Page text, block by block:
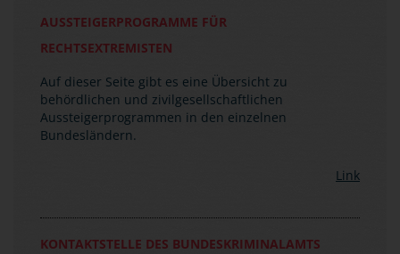
Auf dieser Seite gibt es eine Übersicht zu
Aussteigerprogrammen in den einzelnen
Bundesländern.
Zentrale Anlaufstelle für durch rechtsextremistische